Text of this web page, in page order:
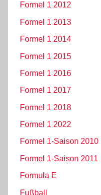
Formel 1 2012
Formel 1 2013
Formel 1 2014
Formel 1 2015
Formel 1 2016
Formel 1 2017
Formel 1 2018
Formel 1 2022
Formel 1-Saison 2010
Formel 1-Saison 2011
Formula E
Fußball